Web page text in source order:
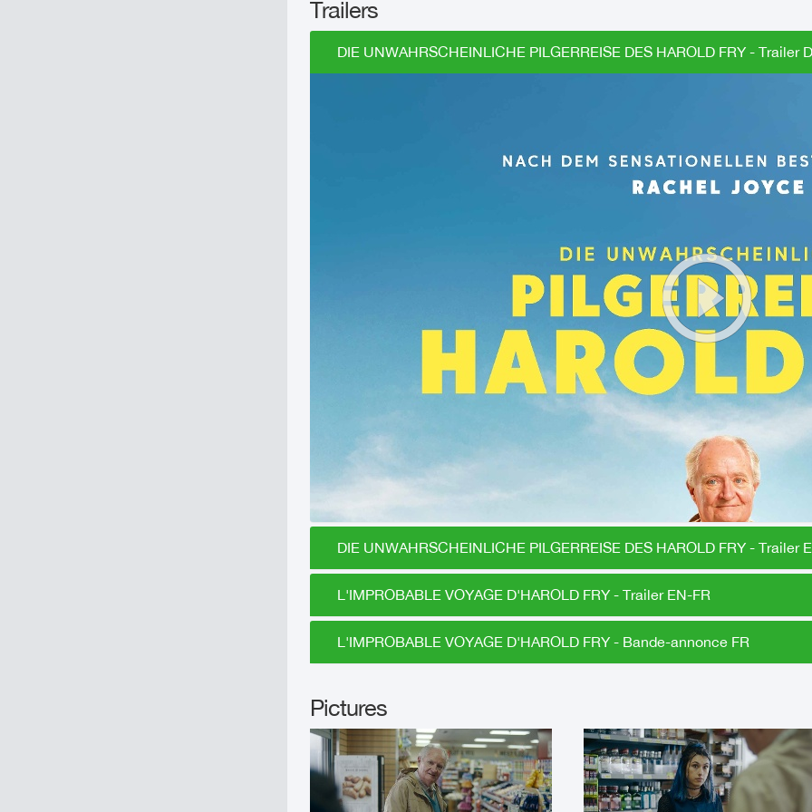
Trailers
DIE UNWAHRSCHEINLICHE PILGERREISE DES HAROLD FRY - Trailer
DIE UNWAHRSCHEINLICHE PILGERREISE DES HAROLD FRY - Trailer
L'IMPROBABLE VOYAGE D'HAROLD FRY - Trailer EN-FR
L'IMPROBABLE VOYAGE D'HAROLD FRY - Bande-annonce FR
Pictures